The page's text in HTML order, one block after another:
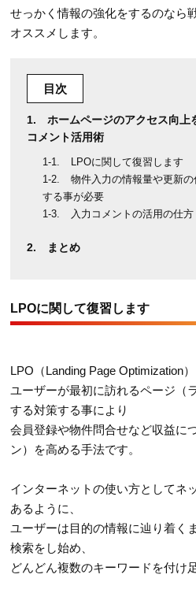
せっかく情報の強化をするのなら
オススメします。
目次
ホームページのアクセス向上
コメント活用術
LPOに関して復習します
物件入力の情報量や更新
する事が必要
入力コメントの活用の仕方
まとめ
LPOに関して復習します
LPO（Landing Page Optimization）
ユーザーが最初に訪れるページ（
する対策する事により
会員登録や物件問合せなど収益に
ン）を高める手法です。
インターネットの使い方としてネ
あるように、
ユーザーは目的の情報に辿り着く
検索をし始め、
どんどん複数のキーワードを付け